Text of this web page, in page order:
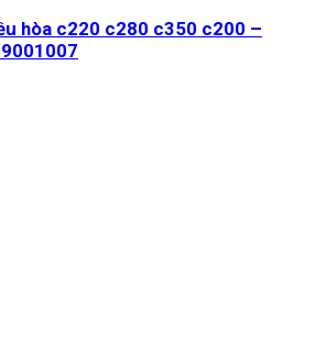
hòa c220 c280 c350 c200 –